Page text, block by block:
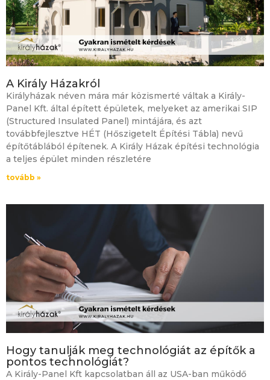
A Király Házakról
Királyházak néven mára már közismerté váltak a Király-
Panel Kft. által épített épületek, melyeket az amerikai SIP
(Structured Insulated Panel) mintájára, és azt
továbbfejlesztve HÉT (Hőszigetelt Építési Tábla) nevű
építőtáblából építenek. A Király Házak építési technológia
a teljes épület minden részletére
tovább »
Hogy tanulják meg technológiát az építők a
pontos technológiát?
A Király-Panel Kft kapcsolatban áll az USA-ban működő